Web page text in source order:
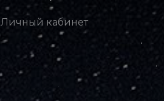
Личный кабинет